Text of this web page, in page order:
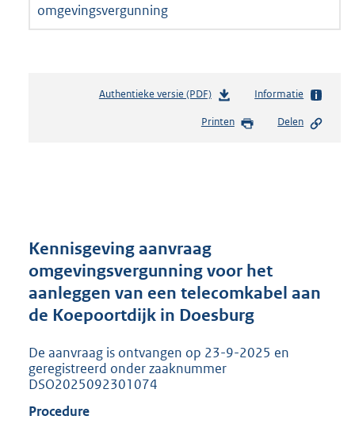
omgevingsvergunning
Authentieke versie (PDF)b
s
r
o
t
t
2
0
Informatie
Printen Delen
Kennisgeving aanvraag
omgevingsvergunning voor het
aanleggen van een telecomkabel aan
de Koepoortdijk in Doesburg
De aanvraag is ontvangen op 23-9-2025 en
geregistreerd onder zaaknummer
DSO2025092301074
Procedure